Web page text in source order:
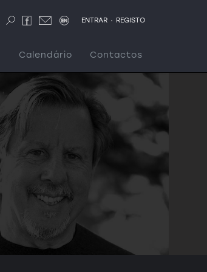
ENTRAR . REGISTO
Calendário Contactos